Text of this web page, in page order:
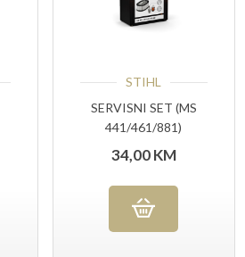
STIHL
SERVISNI SET (MS
441/461/881)
34,00KM